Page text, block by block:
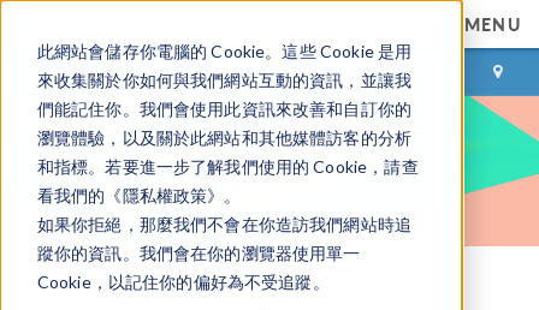
此網站會儲存你電腦的 Cookie。這些 Cookie 是用
來收集關於你如何與我們網站互動的資訊，並讓我
們能記住你。我們會使用此資訊來改善和自訂你的
瀏覽體驗，以及關於此網站和其他媒體訪客的分析
和指標。若要進一步了解我們使用的 Cookie，請查
看我們的《隱私權政策》。
如果你拒絕，那麼我們不會在你造訪我們網站時追
蹤你的資訊。我們會在你的瀏覽器使用單一
Cookie，以記住你的偏好為不受追蹤。
MENU
登录 咨询与购买